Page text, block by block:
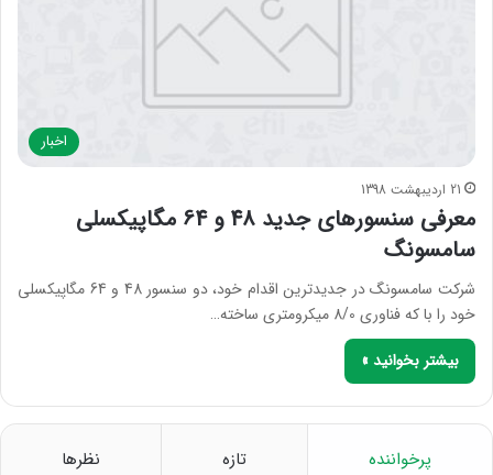
اخبار
21 اردیبهشت 1398
معرفی سنسورهای جدید 48 و 64 مگاپیکسلی
سامسونگ
شرکت سامسونگ در جدیدترین اقدام خود، دو سنسور 48 و 64 مگاپیکسلی
خود را با که فناوری 8/0 میکرومتری ساخته…
بیشتر بخوانید »
پرخواننده تازه نظرها